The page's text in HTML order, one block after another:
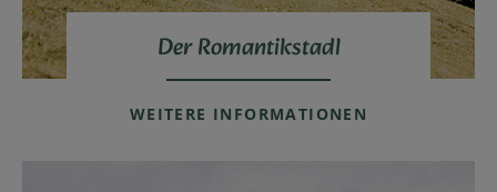
Der Romantikstadl
WEITERE INFORMATIONEN